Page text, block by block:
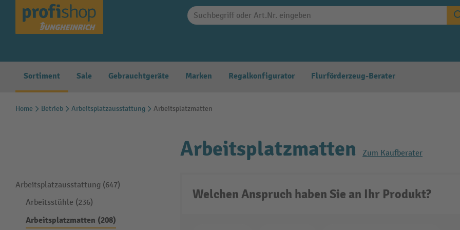
Zur Hauptnavigation springen
Sortiment Sale Gebrauchtgeräte Marken Regalkonfigurator Flurförderzeug-Berater
Home Betrieb Arbeitsplatzausstattung Arbeitsplatzmatten
Arbeitsplatzausstattung (647)
Arbeitsstühle (236)
Arbeitsplatzmatten (208)
Arbeitsplatzmatten Zum Kaufberater
Welchen Anspruch haben Sie an Ihr Produkt?